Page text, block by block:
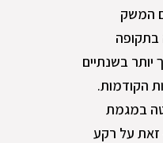
המשק
יותר בשנתיים
הקודמות.
סיבות: (1) האטה במגמת
זאת על רקע